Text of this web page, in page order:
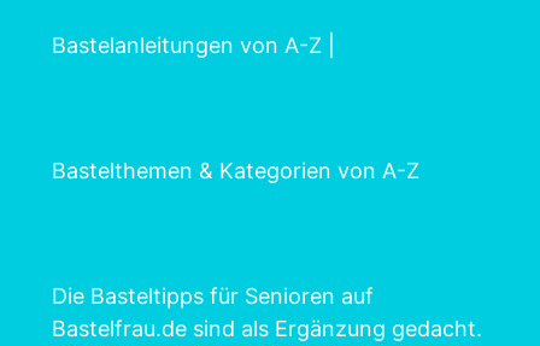
Bastelanleitungen von A-Z
Bastelthemen & Kategorien von A-Z
Die Basteltipps für Senioren auf
Bastelfrau.de sind als Ergänzung gedacht.